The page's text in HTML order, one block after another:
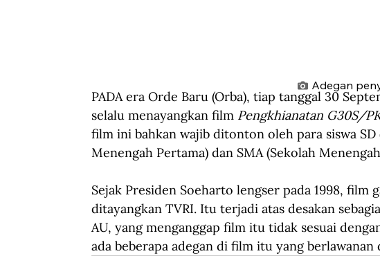
Adegan
PADA era Orde Baru (Orba), tiap tanggal 30
selalu menayangkan film Pengkhianatan G30S/
film ini bahkan wajib ditonton oleh para siswa SD
Menengah Pertama) dan SMA (Sekolah
Sejak Presiden Soeharto lengser pada 1998,
ditayangkan TVRI. Itu terjadi atas desakan
AU, yang menganggap film itu tidak sesuai
ada beberapa adegan di film itu yang berlawanan